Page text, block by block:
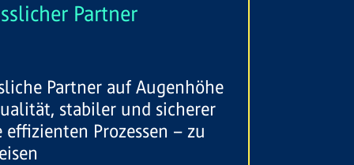
Partner
Partner auf Augenhöhe
stabiler und sicherer
Prozessen – zu